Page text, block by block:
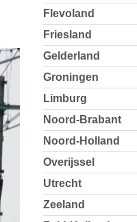
Flevoland
Friesland
Gelderland
Groningen
Limburg
Noord-Brabant
Noord-Holland
Overijssel
Utrecht
Zeeland